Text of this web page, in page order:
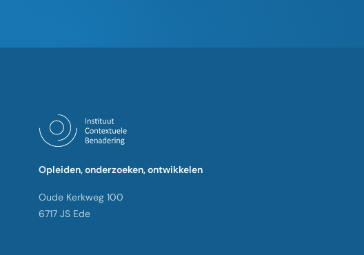
Opleiden, onderzoeken, ontwikkelen
Oude Kerkweg 100
6717 JS Ede